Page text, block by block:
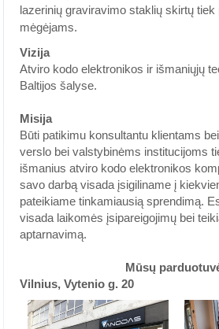
lazerinių graviravimo staklių skirtų
mėgėjams.
Vizija
Atviro kodo elektronikos ir išmaniųjų
Baltijos šalyse.
Misija
Būti patikimu konsultantu klientams
verslo bei valstybinėms institucijoms
išmanius atviro kodo elektronikos
savo darbą visada įsigiliname į
pateikiame tinkamiausią sprendimą.
visada laikomės įsipareigojimų bei
aptarnavimą.
Mūsų
Vilnius, Vytenio g. 20